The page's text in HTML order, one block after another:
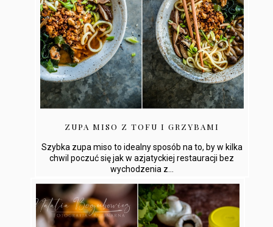
ZUPA MISO Z TOFU I GRZYBAMI
Szybka zupa miso to idealny sposób na to, by w kilka
chwil poczuć się jak w azjatyckiej restauracji bez
wychodzenia z...